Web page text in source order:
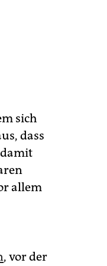
sich
dass
allem
, vor der